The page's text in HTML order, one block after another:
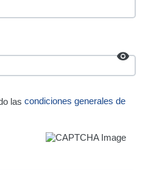
las condiciones generales de